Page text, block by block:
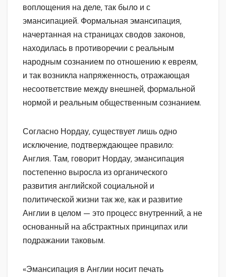
воплощения на деле, так было и с
эмансипацией. Формальная эмансипация,
начертанная на страницах сводов законов,
находилась в противоречии с реальным
народным сознанием по отношению к евреям,
и так возникла напряженность, отражающая
несоответствие между внешней, формальной
нормой и реальным общественным сознанием.
Согласно Нордау, существует лишь одно
исключение, подтверждающее правило:
Англия. Там, говорит Нордау, эмансипация
постепенно выросла из органического
развития английской социальной и
политической жизни так же, как и развитие
Англии в целом — это процесс внутренний, а не
основанный на абстрактных принципах или
подражании таковым.
«Эмансипация в Англии носит печать